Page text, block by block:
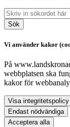
Sök
Vi använder kakor
På
webbplatsen ska
kakor för
Visa integritetspolicy
Endast nödvändiga
Acceptera alla